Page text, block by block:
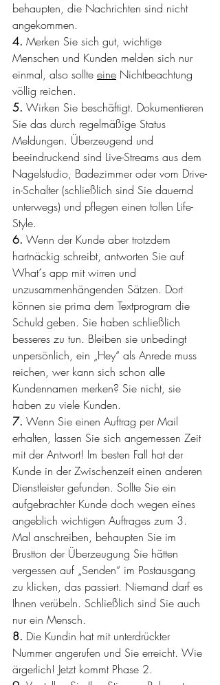
behaupten, die Nachrichten sind nicht
angekommen.
4. Merken Sie sich gut, wichtige
Menschen und Kunden melden sich nur
einmal, also sollte eine Nichtbeachtung
völlig reichen.
5. Wirken Sie beschäftigt. Dokumentieren
Sie das durch regelmäßige Status
Meldungen. Überzeugend und
beeindruckend sind Live-Streams aus dem
Nagelstudio, Badezimmer oder vom Drive-
in-Schalter (schließlich sind Sie dauernd
unterwegs) und pflegen einen tollen Life-
Style.
6. Wenn der Kunde aber trotzdem
hartnäckig schreibt, antworten Sie auf
What´s app mit wirren und
unzusammenhängenden Sätzen. Dort
können sie prima dem Textprogram die
Schuld geben. Sie haben schließlich
besseres zu tun. Bleiben sie unbedingt
unpersönlich, ein „Hey“ als Anrede muss
reichen, wer kann sich schon alle
Kundennamen merken? Sie nicht, sie
haben zu viele Kunden.
7. Wenn Sie einen Auftrag per Mail
erhalten, lassen Sie sich angemessen Zeit
mit der Antwort! Im besten Fall hat der
Kunde in der Zwischenzeit einen anderen
Dienstleister gefunden. Sollte Sie ein
aufgebrachter Kunde doch wegen eines
angeblich wichtigen Auftrages zum 3.
Mal anschreiben, behaupten Sie im
Brustton der Überzeugung Sie hätten
vergessen auf „Senden“ im Postausgang
zu klicken, das passiert. Niemand darf es
Ihnen verübeln. Schließlich sind Sie auch
nur ein Mensch.
8. Die Kundin hat mit unterdrückter
Nummer angerufen und Sie erreicht. Wie
ärgerlich! Jetzt kommt Phase 2.